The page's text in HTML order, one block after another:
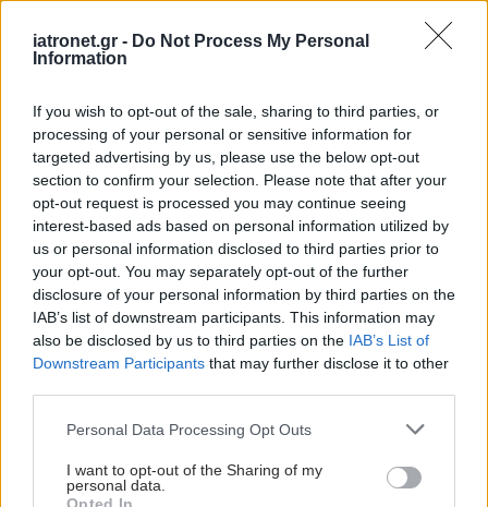
iatronet.gr - Do Not Process My Personal
Information
If you wish to opt-out of the sale, sharing to third parties, or
processing of your personal or sensitive information for
targeted advertising by us, please use the below opt-out
section to confirm your selection. Please note that after your
opt-out request is processed you may continue seeing
interest-based ads based on personal information utilized by
us or personal information disclosed to third parties prior to
your opt-out. You may separately opt-out of the further
disclosure of your personal information by third parties on the
IAB’s list of downstream participants. This information may
also be disclosed by us to third parties on the IAB’s List of
Downstream Participants that may further disclose it to other
Please note that this website/app uses one or more Google
not limited to your visit or usage behaviour. You may click to
grant or deny consent to Google and its third-party tags to
Personal Data Processing Opt Outs
I want to opt-out of the Sharing of my
personal data.